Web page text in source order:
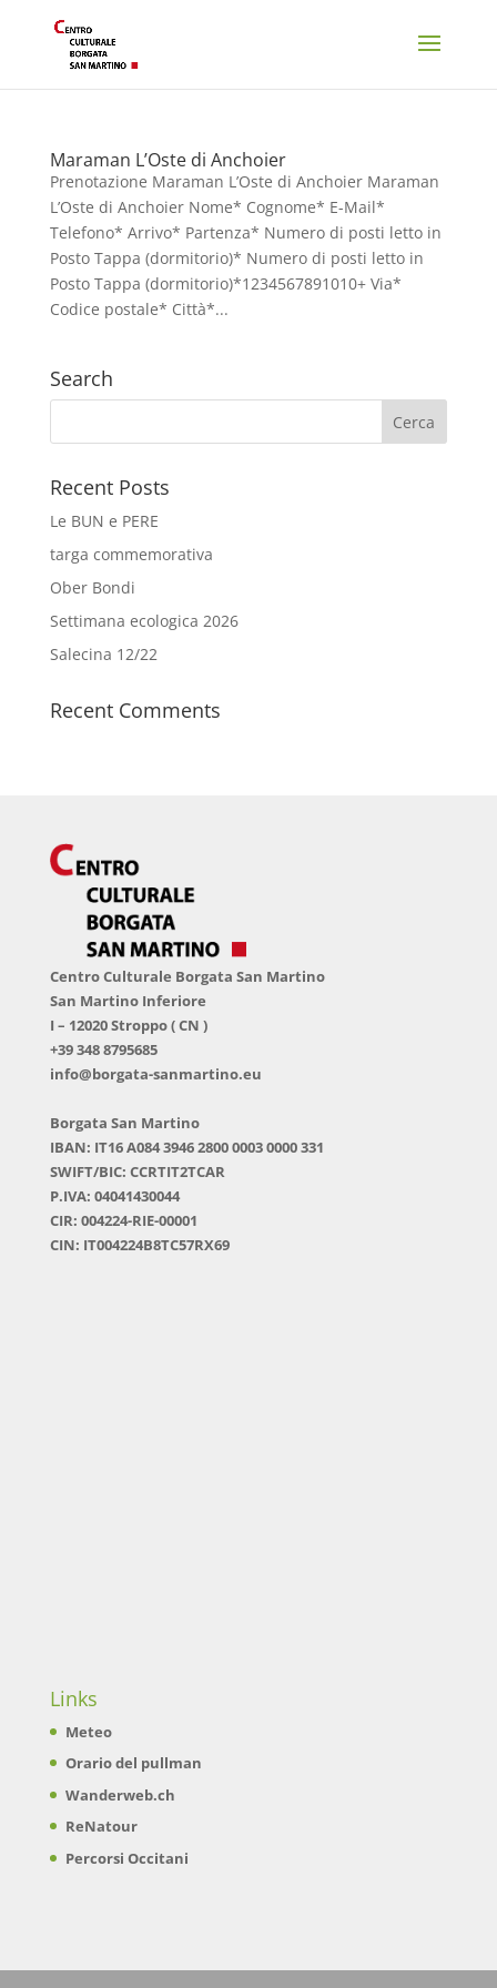
Maraman L’Oste di Anchoier
Prenotazione Maraman L’Oste di Anchoier Maraman
L’Oste di Anchoier Nome* Cognome* E-Mail*
Telefono* Arrivo* Partenza* Numero di posti letto in
Posto Tappa (dormitorio)* Numero di posti letto in
Posto Tappa (dormitorio)*1234567891010+ Via*
Codice postale* Città*...
Search
Recent Posts
Le BUN e PERE
targa commemorativa
Ober Bondi
Settimana ecologica 2026
Salecina 12/22
Recent Comments
Centro Culturale Borgata San Martino
San Martino Inferiore
I – 12020 Stroppo ( CN )
+39 348 8795685
info@borgata-sanmartino.eu
Borgata San Martino
IBAN: IT16 A084 3946 2800 0003 0000 331
SWIFT/BIC: CCRTIT2TCAR
P.IVA: 04041430044
CIR: 004224-RIE-00001
CIN: IT004224B8TC57RX69
Links
Meteo
Orario del pullman
Wanderweb.ch
ReNatour
Percorsi Occitani